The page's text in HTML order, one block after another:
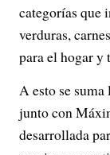
categorías que
verduras,
para el hogar y
A esto se
junto con
desarrollada